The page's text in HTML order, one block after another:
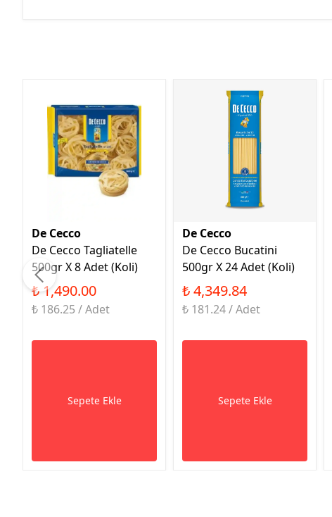
De Cecco
De Cecco Tagliatelle
500gr X 8 Adet (Koli)
₺ 1,490.00
₺ 186.25 / Adet
Sepete Ekle
De Cecco
De Cecco Bucatini
500gr X 24 Adet (Koli)
₺ 4,349.84
₺ 181.24 / Adet
Sepete Ekle